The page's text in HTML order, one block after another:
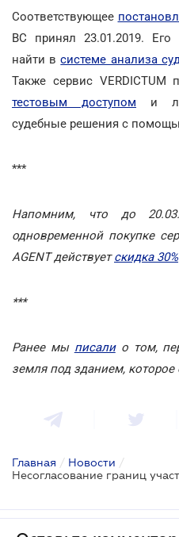
Соответствующее
ВС принял 23.01.2019.
найти всистеме анализа
Также сервис VERDICTUM
тестовым доступом и
судебные решения с
***
Напомним, что до
одновременной покупке
AGENT действуетскидка 30%
***
Ранее мы писалио том,
земля под зданием, которое
Главная / Новости /